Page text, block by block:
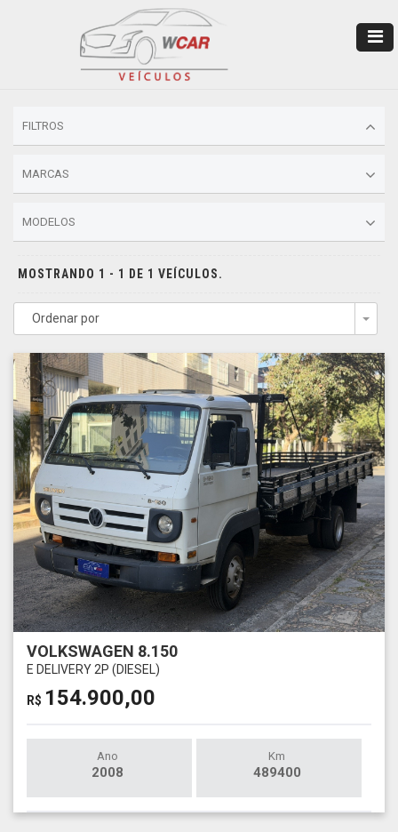
FILTROS
MARCAS
MODELOS
MOSTRANDO 1 - 1 DE 1 VEÍCULOS.
Ordenar por
VOLKSWAGEN 8.150
E DELIVERY 2P (DIESEL)
R$ 154.900,00
Ano
2008
Km
489400